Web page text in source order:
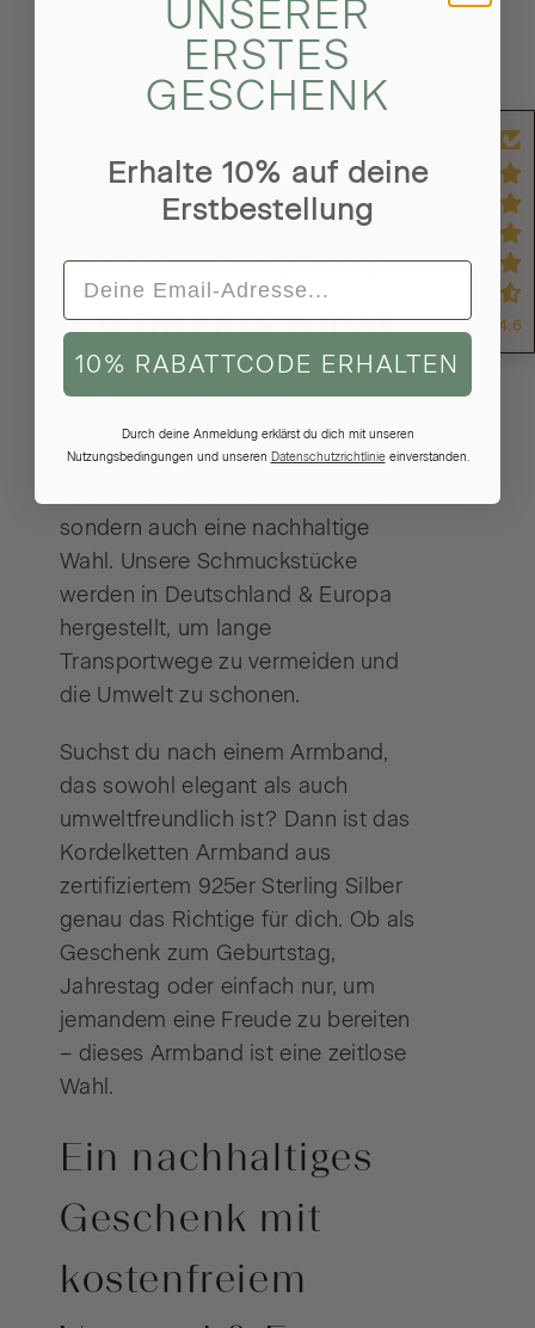
an hochwertigen Schmuckstücken.
Armband aus
925er Sterling
Silber – langlebig
& umweltbewusst
Ein Armband aus 925 Sterling
Silber, das du im modabilé
Onlineshop bestellen kannst, ist
sondern auch eine nachhaltige
Wahl. Unsere Schmuckstücke
werden in Deutschland & Europa
hergestellt, um lange
Transportwege zu vermeiden und
die Umwelt zu schonen.
Suchst du nach einem Armband,
das sowohl elegant als auch
umweltfreundlich ist? Dann ist das
Kordelketten Armband aus
zertifiziertem 925er Sterling Silber
genau das Richtige für dich. Ob als
Geschenk zum Geburtstag,
Jahrestag oder einfach nur, um
jemandem eine Freude zu bereiten
– dieses Armband ist eine zeitlose
Wahl.
Ein nachhaltiges
Geschenk mit
kostenfreiem
4.6
UNSERER
ERSTES
GESCHENK
Erhalte 10% auf deine
Erstbestellung
10% RABATTCODE ERHALTEN
Durch deine Anmeldung erklärst du dich mit unseren
Nutzungsbedingungen und unseren Datenschutzrichtlinieeinverstanden.